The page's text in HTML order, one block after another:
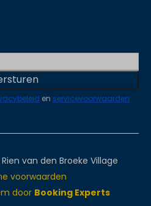
en servicevoorwaarden
van den Broeke Village
voorwaarden
door Booking Experts